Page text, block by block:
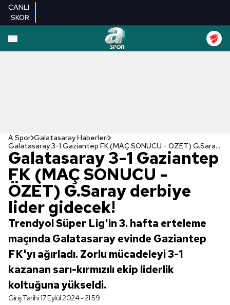
CANLI
SKOR
A Spor Galatasaray Haberleri
Galatasaray 3-1 Gaziantep FK (MAÇ SONUCU - ÖZET) G.Saray derbiye lider gidecek!
Galatasaray 3-1 Gaziantep
FK (MAÇ SONUCU -
ÖZET) G.Saray derbiye
lider gidecek!
Trendyol Süper Lig'in 3. hafta erteleme
maçında Galatasaray evinde Gaziantep
FK'yı ağırladı. Zorlu mücadeleyi 3-1
kazanan sarı-kırmızılı ekip liderlik
koltuğuna yükseldi.
Giriş Tarihi:17 Eylül 2024 - 21:59